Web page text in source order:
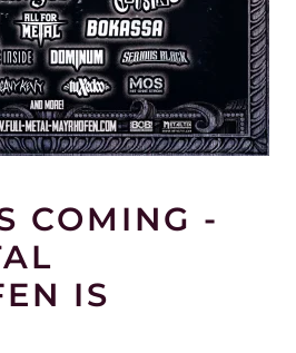
COMING -
IS